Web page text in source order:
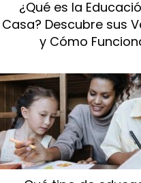
¿Qué es la
Casa? Descubre sus
y Cómo